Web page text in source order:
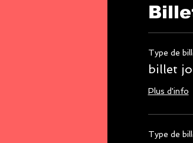
Type de
billet
Plus d'info
Type de